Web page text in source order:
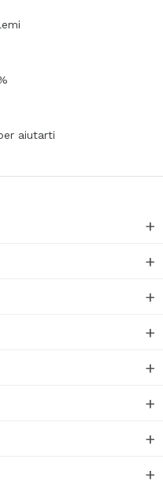
aiutarti